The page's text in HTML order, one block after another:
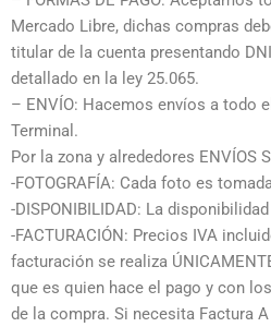
Mercado Libre, dichas compras
titular de la cuenta presentando
detallado en la ley 25.065.
– ENVÍO: Hacemos envíos a todo
Terminal.
Por la zona y alrededores ENVÍOS
-FOTOGRAFÍA: Cada foto es
-DISPONIBILIDAD: La
-FACTURACIÓN: Precios IVA
facturación se realiza
que es quien hace el pago y con
de la compra. Si necesita Factura